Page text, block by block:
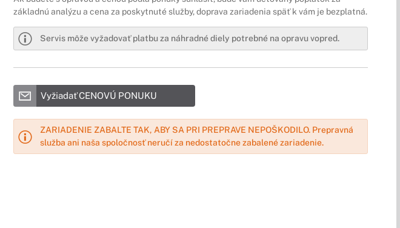
základnú analýzu a cena za poskytnuté služby, doprava zariadenia späť k vám je bezplatná.
Servis môže vyžadovať platbu za náhradné diely potrebné na opravu vopred.
Vyžiadať CENOVÚ PONUKU
ZARIADENIE ZABALTE TAK, ABY SA PRI PREPRAVE NEPOŠKODILO. Prepravná
služba ani naša spoločnosť neručí za nedostatočne zabalené zariadenie.